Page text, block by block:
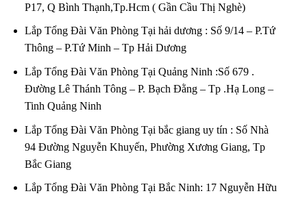
P17, Q Bình Thạnh,Tp.Hcm ( Gần Cầu Thị Nghè)
Lắp Tổng Đài Văn Phòng Tại hải dương : Số 9/14 – P.Tứ
Thông – P.Tứ Minh – Tp Hải Dương
Lắp Tổng Đài Văn Phòng Tại Quảng Ninh :Số 679 .
Đường Lê Thánh Tông – P. Bạch Đằng – Tp .Hạ Long –
Tinh Quảng Ninh
Lắp Tổng Đài Văn Phòng Tại bắc giang uy tín : Số Nhà
94 Đường Nguyễn Khuyến, Phường Xương Giang, Tp
Bắc Giang
Lắp Tổng Đài Văn Phòng Tại Bắc Ninh: 17 Nguyễn Hữu